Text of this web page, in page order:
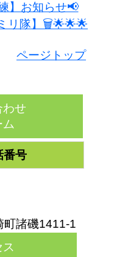
】お知らせ📢
リ隊】🗑️🌟🌟🌟
ページトップ
わせ
ム
番号
町諸磯1411-1